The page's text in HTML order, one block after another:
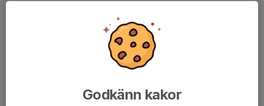
Godkänn kakor